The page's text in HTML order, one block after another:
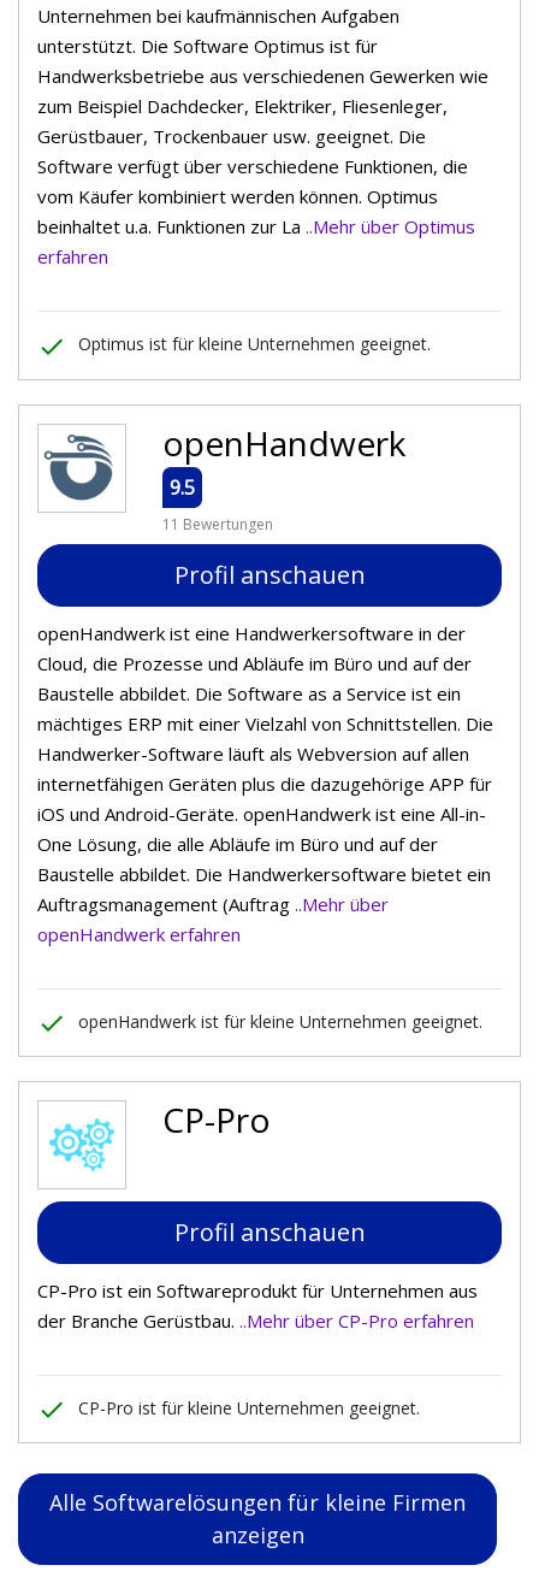
Unternehmen bei kaufmännischen Aufgaben
unterstützt. Die Software Optimus ist für
Handwerksbetriebe aus verschiedenen Gewerken wie
zum Beispiel Dachdecker, Elektriker, Fliesenleger,
Gerüstbauer, Trockenbauer usw. geeignet. Die
Software verfügt über verschiedene Funktionen, die
vom Käufer kombiniert werden können. Optimus
beinhaltet u.a. Funktionen zur La ..Mehr über Optimus
erfahren
done Optimus ist für kleine Unternehmen geeignet.
openHandwerk
9.5
11 Bewertungen
Profil anschauen
openHandwerk ist eine Handwerkersoftware in der
Cloud, die Prozesse und Abläufe im Büro und auf der
Baustelle abbildet. Die Software as a Service ist ein
mächtiges ERP mit einer Vielzahl von Schnittstellen. Die
Handwerker-Software läuft als Webversion auf allen
internetfähigen Geräten plus die dazugehörige APP für
iOS und Android-Geräte. openHandwerk ist eine All-in-
One Lösung, die alle Abläufe im Büro und auf der
Baustelle abbildet. Die Handwerkersoftware bietet ein
Auftragsmanagement (Auftrag ..Mehr über
openHandwerk erfahren
done openHandwerk ist für kleine Unternehmen geeignet.
CP-Pro
Profil anschauen
CP-Pro ist ein Softwareprodukt für Unternehmen aus
der Branche Gerüstbau. ..Mehr über CP-Pro erfahren
done CP-Pro ist für kleine Unternehmen geeignet.
Alle Softwarelösungen für kleine Firmen
anzeigen